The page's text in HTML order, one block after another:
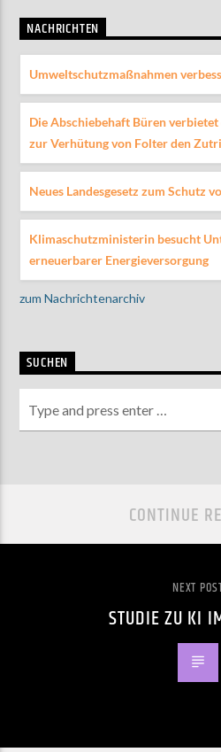
NACHRICHTEN
Umweltschutzmaßnahmen
Die Abschiebehaft Büren
zur Verhütung von Folter den
Neues Landesgesetz zum Schutz
Klimaschutzministerin besucht
erneuerbarer Energieversorgung
zum Nachrichtenarchiv
SUCHEN
CONTINUE
NEXT
STUDIE ZU KI